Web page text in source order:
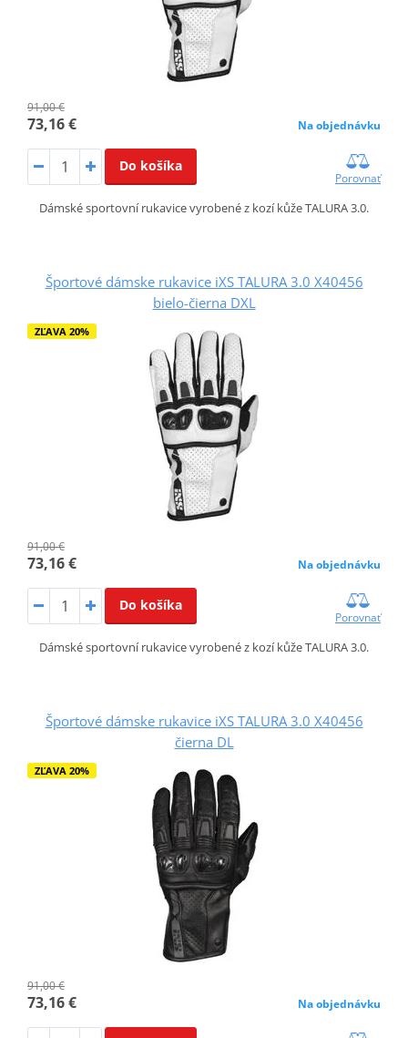
91,00 €
73,16 € Na objednávku
Do košíka
Porovnať
Dámské sportovní rukavice vyrobené z kozí kůže TALURA 3.0.
Športové dámske rukavice iXS TALURA 3.0 X40456
bielo-čierna DXL
ZĽAVA 20%
91,00 €
73,16 € Na objednávku
Do košíka
Porovnať
Dámské sportovní rukavice vyrobené z kozí kůže TALURA 3.0.
Športové dámske rukavice iXS TALURA 3.0 X40456
čierna DL
ZĽAVA 20%
91,00 €
73,16 € Na objednávku